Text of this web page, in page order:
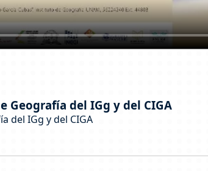
Geografía del IGg y del CIGA
del IGg y del CIGA